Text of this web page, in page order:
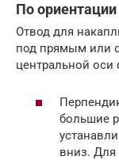
По ориентации
Отвод для
под прямым или
центральной оси
большие
вниз. Для